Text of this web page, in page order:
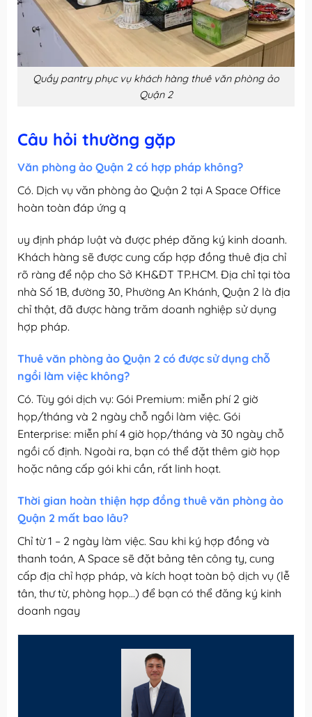
Quầy pantry phục vụ khách hàng thuê văn phòng ảo
Quận 2
Câu hỏi thường gặp
Văn phòng ảo Quận 2 có hợp pháp không?
Có. Dịch vụ văn phòng ảo Quận 2 tại A Space Office
hoàn toàn đáp ứng q
uy định pháp luật và được phép đăng ký kinh doanh.
Khách hàng sẽ được cung cấp hợp đồng thuê địa chỉ
rõ ràng để nộp cho Sở KH&ĐT TP.HCM. Địa chỉ tại tòa
nhà Số 1B, đường 30, Phường An Khánh, Quận 2 là địa
chỉ thật, đã được hàng trăm doanh nghiệp sử dụng
hợp pháp.
Thuê văn phòng ảo Quận 2 có được sử dụng chỗ
ngồi làm việc không?
Có. Tùy gói dịch vụ: Gói Premium: miễn phí 2 giờ
họp/tháng và 2 ngày chỗ ngồi làm việc. Gói
Enterprise: miễn phí 4 giờ họp/tháng và 30 ngày chỗ
ngồi cố định. Ngoài ra, bạn có thể đặt thêm giờ họp
hoặc nâng cấp gói khi cần, rất linh hoạt.
Thời gian hoàn thiện hợp đồng thuê văn phòng ảo
Quận 2 mất bao lâu?
Chỉ từ 1 – 2 ngày làm việc. Sau khi ký hợp đồng và
thanh toán, A Space sẽ đặt bảng tên công ty, cung
cấp địa chỉ hợp pháp, và kích hoạt toàn bộ dịch vụ (lễ
tân, thư từ, phòng họp…) để bạn có thể đăng ký kinh
doanh ngay